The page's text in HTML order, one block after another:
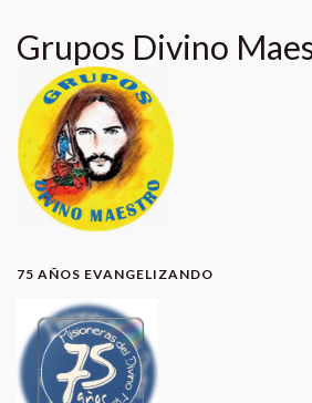
Grupos Divino
75 AÑOS EVANGELIZANDO